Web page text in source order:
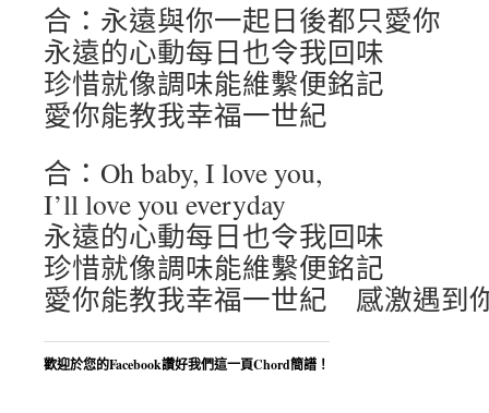
合：永遠與你一起日後都只愛你
永遠的心動每日也令我回味
珍惜就像調味能維繫便銘記
愛你能教我幸福一世紀
合：Oh baby, I love you,
I’ll love you everyday
永遠的心動每日也令我回味
珍惜就像調味能維繫便銘記
愛你能教我幸福一世紀 感激遇到
歡迎於您的Facebook讚好我們這一頁Chord簡譜！